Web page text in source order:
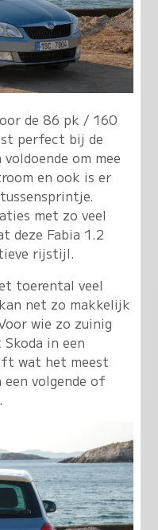
de 86 pk / 160
perfect bij de
om mee
en ook is er
met zo veel
deze Fabia 1.2
rijstijl.
toerental veel
net zo makkelijk
wie zo zuinig
in een
wat het meest
volgende of